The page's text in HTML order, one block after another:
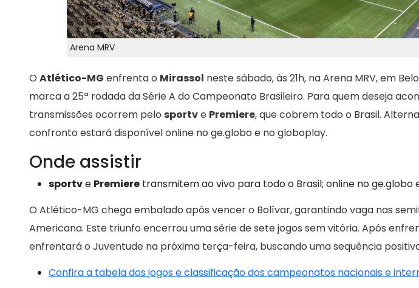
Arena MRV
O Atlético-MG enfrenta o Mirassol neste sábado, às 21h, na Arena MRV, em
marca a 25ª rodada da Série A do Campeonato Brasileiro. Para quem deseja
transmissões ocorrem pelo sportve Premiere, que cobrem todo o Brasil.
confronto estará disponível online no ge.globo e no globoplay.
Onde assistir
sportve Premiere transmitem ao vivo para todo o Brasil; online no ge.globo
O Atlético-MG chega embalado após vencer o Bolívar, garantindo vaga nas
Americana. Este triunfo encerrou uma série de sete jogos sem vitória. Após
enfrentará o Juventude na próxima terça-feira, buscando uma sequência
Confira a tabela dos jogos e classificação dos campeonatos nacionais e